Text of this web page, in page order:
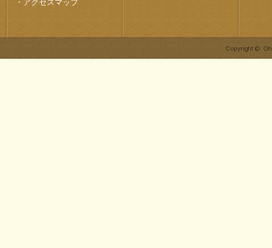
・ アクセスマップ